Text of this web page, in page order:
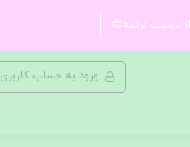
از دستت نرفته😍
ورود به حساب کاربری